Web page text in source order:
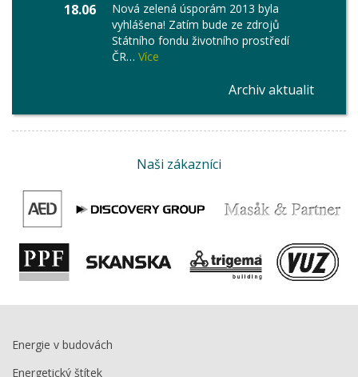
18.06
Nová zelená úsporám 2013 byla
vyhlášena! Zatím bude ze zdrojů
Státního fondu životního prostředí
ČR… Více
Archiv aktualit
Naši zákazníci
Energie v budovách
Energetický štítek